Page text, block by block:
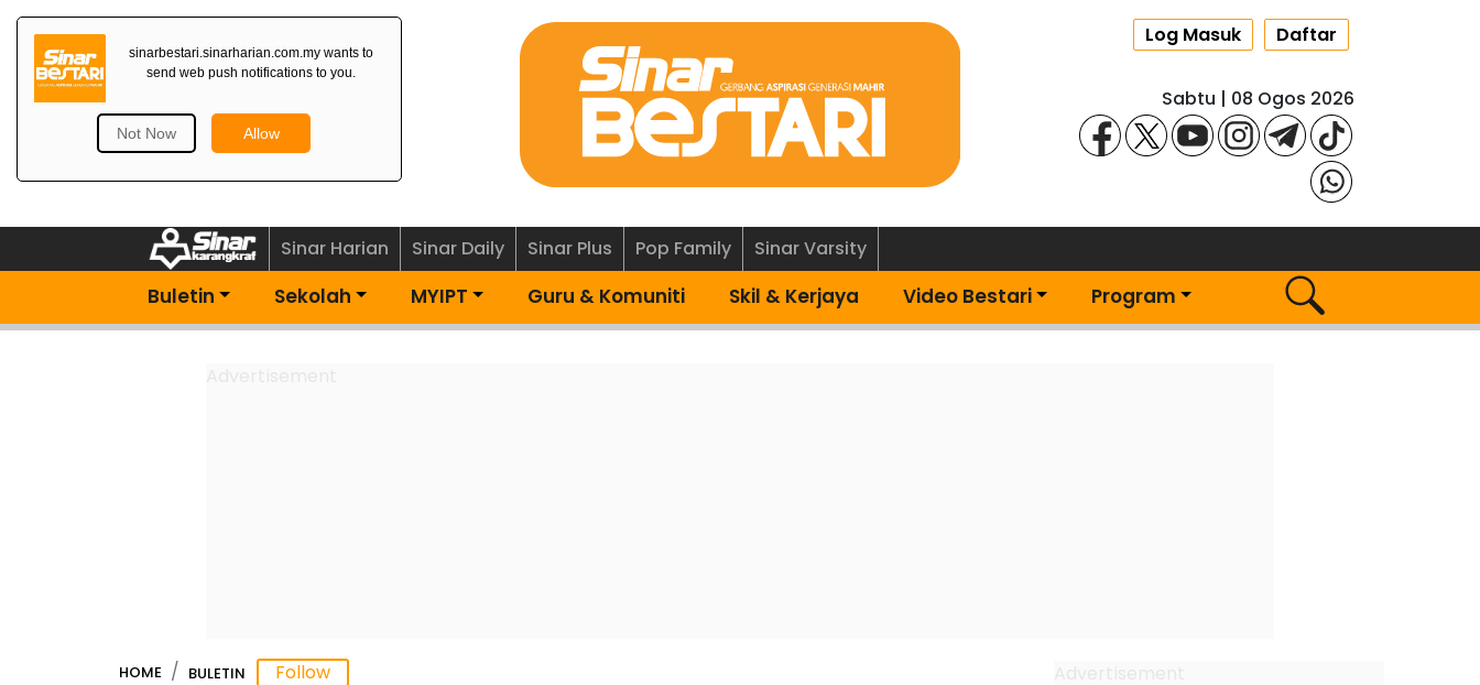
Dapatkan Newsletter
Log Masuk Daftar
Sabtu | 08 Ogos 2026
Sinar Harian Sinar Daily Sinar Plus Pop Family Sinar Varsity
Buletin Sekolah MYIPT Guru & Komuniti Skil & Kerjaya Video Bestari Program
HOME BULETIN